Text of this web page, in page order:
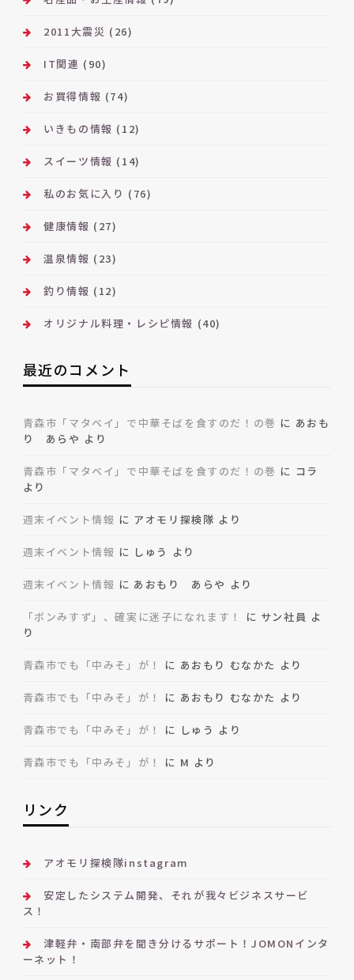
2011大震災 (26)
IT関連 (90)
お買得情報 (74)
いきもの情報 (12)
スイーツ情報 (14)
私のお気に入り (76)
健康情報 (27)
温泉情報 (23)
釣り情報 (12)
オリジナル料理・レシピ情報 (40)
最近のコメント
青森市「マタベイ」で中華そばを食すのだ！の巻 に あおも
り あらや より
青森市「マタベイ」で中華そばを食すのだ！の巻 に コラ
より
週末イベント情報 に アオモリ探検隊 より
週末イベント情報 に しゅう より
週末イベント情報 に あおもり あらや より
「ボンみすず」、確実に迷子になれます！ に サン社員 よ
り
青森市でも「中みそ」が！ に あおもり むなかた より
青森市でも「中みそ」が！ に あおもり むなかた より
青森市でも「中みそ」が！ に しゅう より
青森市でも「中みそ」が！ に M より
リンク
アオモリ探検隊instagram
安定したシステム開発、それが我々ビジネスサービ
ス！
津軽弁・南部弁を聞き分けるサポート！JOMONインタ
ーネット！